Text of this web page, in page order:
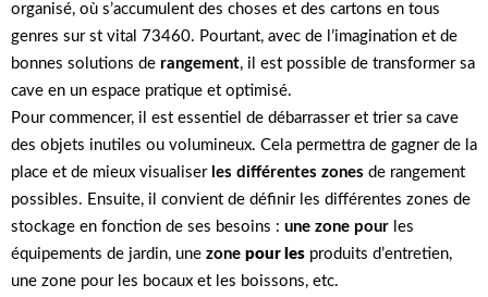
organisé, où s’accumulent des choses et des cartons en tous
genres sur st vital 73460. Pourtant, avec de l’imagination et de
bonnes solutions de rangement, il est possible de transformer sa
cave en un espace pratique et optimisé.
Pour commencer, il est essentiel de débarrasser et trier sa cave
des objets inutiles ou volumineux. Cela permettra de gagner de la
place et de mieux visualiser les différentes zones de rangement
possibles. Ensuite, il convient de définir les différentes zones de
stockage en fonction de ses besoins : une zone pour les
équipements de jardin, une zone pour les produits d’entretien,
une zone pour les bocaux et les boissons, etc.